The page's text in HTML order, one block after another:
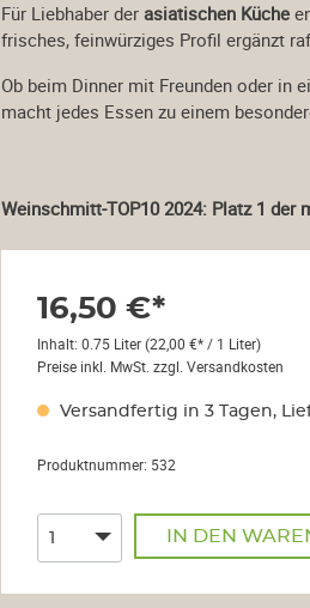
Croix
Château Malartic-
Lagraviére
Châteaux
Christophe
Closerie Saint Roc
Burgund
Domaine des
Maison André
Henri Goutorbe
de Sousa
Für Liebhaber der asiatischen Küche
frisches, feinwürziges Profil ergänzt
Ob beim Dinner mit Freunden oder in
macht jedes Essen zu einem
Weinschmitt-TOP10 2024: Platz 1 der
16,50 €*
Inhalt: 0.75 Liter(22,00 €* / 1 Liter)
Preise inkl. MwSt. zzgl. Versandkosten
Versandfertig in 3 Tagen,
Produktnummer: 532
IN DEN